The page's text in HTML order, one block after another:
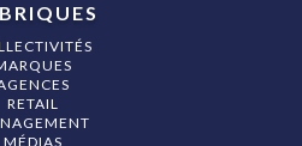
RETAIL
MÉDIAS